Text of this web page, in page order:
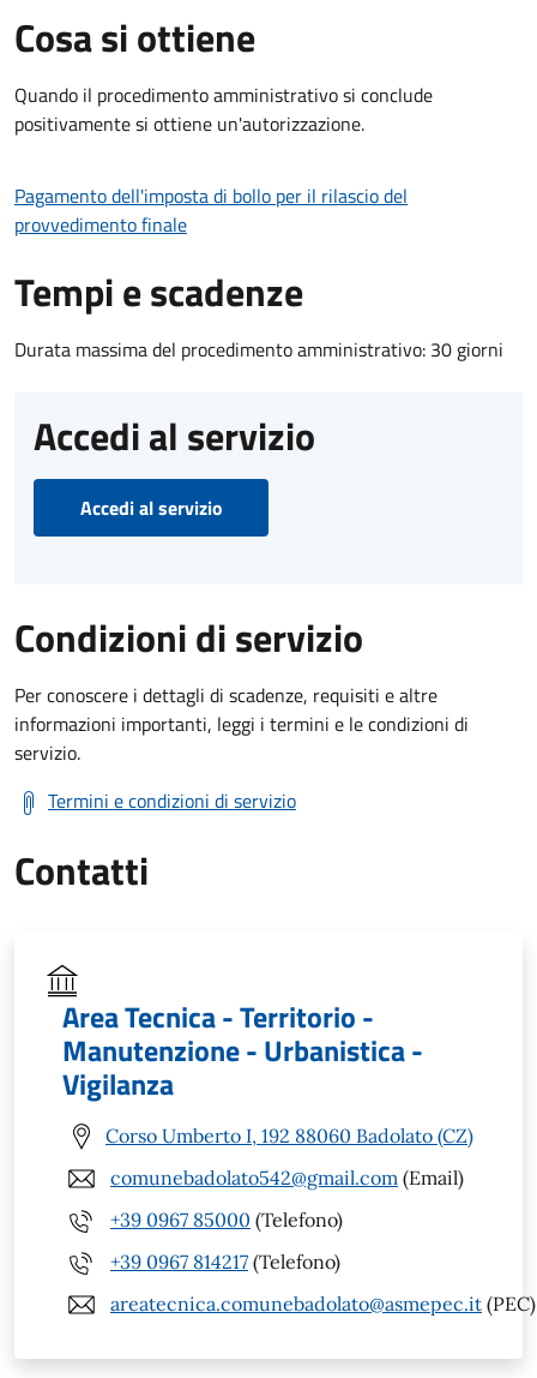
Cosa si ottiene
Quando il procedimento amministrativo si conclude
positivamente si ottiene un'autorizzazione.
Pagamento dell'imposta di bollo per il rilascio del
provvedimento finale
Tempi e scadenze
Durata massima del procedimento amministrativo: 30 giorni
Accedi al servizio
Accedi al servizio
Condizioni di servizio
Per conoscere i dettagli di scadenze, requisiti e altre
informazioni importanti, leggi i termini e le condizioni di
servizio.
Termini e condizioni di servizio
Contatti
Area Tecnica - Territorio -
Manutenzione - Urbanistica -
Vigilanza
Corso Umberto I, 192 88060 Badolato (CZ)
comunebadolato542@gmail.com (Email)
+39 0967 85000 (Telefono)
+39 0967 814217 (Telefono)
areatecnica.comunebadolato@asmepec.it (PEC)